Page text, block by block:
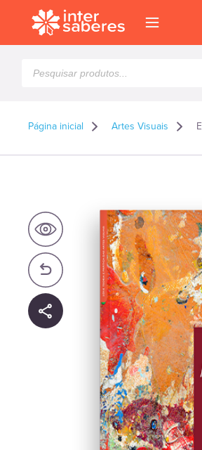
produtos
Página inicial Artes Visuais